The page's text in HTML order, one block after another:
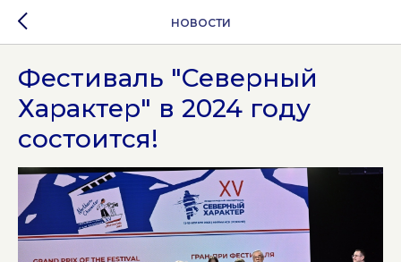
НОВОСТИ
Фестиваль "Северный
Характер" в 2024 году
состоится!